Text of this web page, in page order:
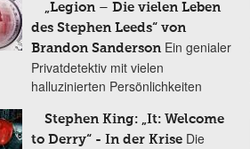
„Legion – Die vielen Leben
des Stephen Leeds“ von
Brandon Sanderson Ein genialer
Privatdetektiv mit vielen
halluzinierten Persönlichkeiten
Stephen King: „It: Welcome
to Derry“ - In der Krise Die